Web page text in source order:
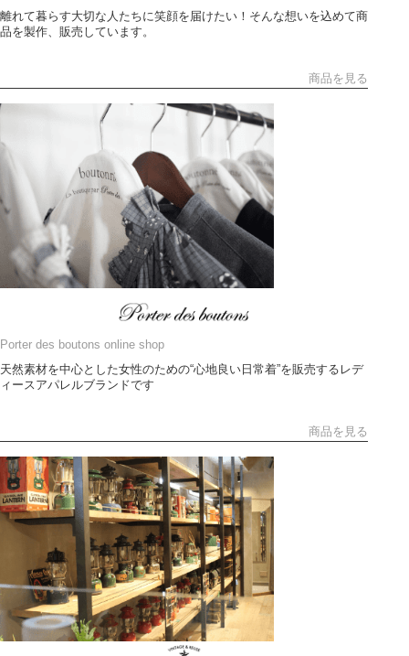
離れて暮らす大切な人たちに笑顔を届けたい！そんな想いを込めて商
品を製作、販売しています。
商品を見る
Porter des boutons online shop
天然素材を中心とした女性のための“心地良い日常着”を販売するレデ
ィースアパレルブランドです
商品を見る